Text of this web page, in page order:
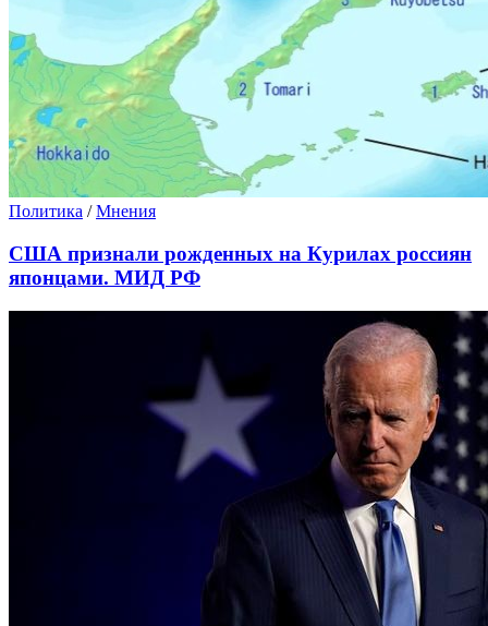
Политика /Мнения
США признали рожденных на Курилах россиян
японцами. МИД РФ